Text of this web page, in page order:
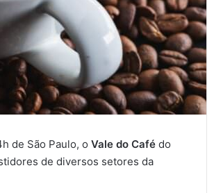
de São Paulo, o Vale do Café do
de diversos setores da